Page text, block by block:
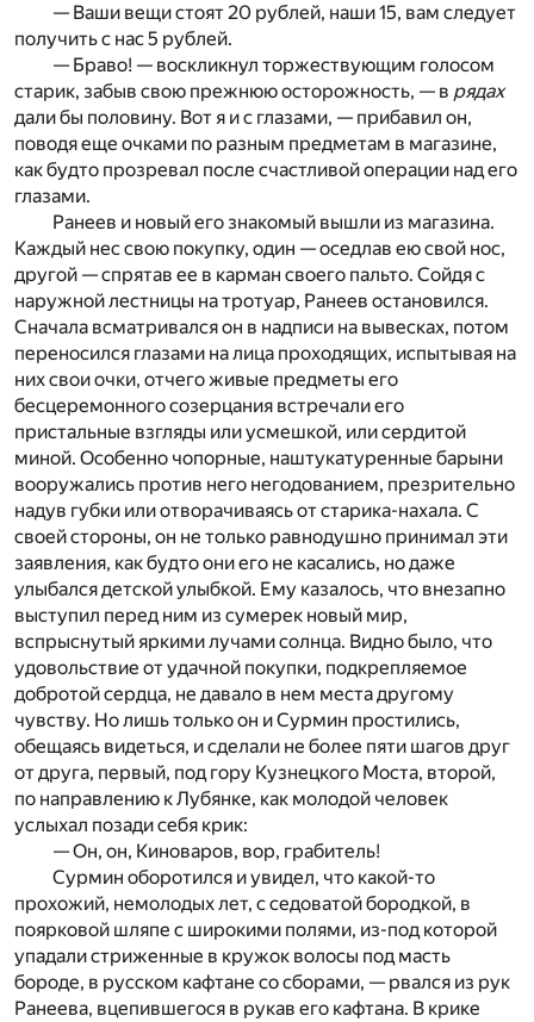
— Ваши вещи стоят 20 рублей, наши 15, вам следует
получить с нас 5 рублей.
— Браво! — воскликнул торжествующим голосом
старик, забыв свою прежнюю осторожность, — в рядах
дали бы половину. Вот я и с глазами, — прибавил он,
поводя еще очками по разным предметам в магазине,
как будто прозревал после счастливой операции над его
глазами.
Ранеев и новый его знакомый вышли из магазина.
Каждый нес свою покупку, один — оседлав ею свой нос,
другой — спрятав ее в карман своего пальто. Сойдя с
наружной лестницы на тротуар, Ранеев остановился.
Сначала всматривался он в надписи на вывесках, потом
переносился глазами на лица проходящих, испытывая на
них свои очки, отчего живые предметы его
бесцеремонного созерцания встречали его
пристальные взгляды или усмешкой, или сердитой
миной. Особенно чопорные, наштукатуренные барыни
вооружались против него негодованием, презрительно
надув губки или отворачиваясь от старика-нахала. С
своей стороны, он не только равнодушно принимал эти
заявления, как будто они его не касались, но даже
улыбался детской улыбкой. Ему казалось, что внезапно
выступил перед ним из сумерек новый мир,
вспрыснутый яркими лучами солнца. Видно было, что
удовольствие от удачной покупки, подкрепляемое
добротой сердца, не давало в нем места другому
чувству. Но лишь только он и Сурмин простились,
обещаясь видеться, и сделали не более пяти шагов друг
от друга, первый, под гору Кузнецкого Моста, второй,
по направлению к Лубянке, как молодой человек
услыхал позади себя крик:
— Он, он, Киноваров, вор, грабитель!
Сурмин оборотился и увидел, что какой-то
прохожий, немолодых лет, с седоватой бородкой, в
поярковой шляпе с широкими полями, из-под которой
упадали стриженные в кружок волосы под масть
бороде, в русском кафтане со сборами, — рвался из рук
Ранеева, вцепившегося в рукав его кафтана. В крике